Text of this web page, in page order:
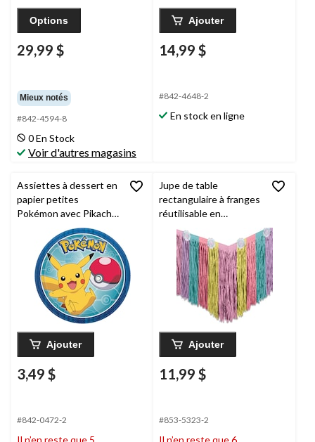
Options
29,99 $
Mieux notés
#842-4594-8
0 En Stock
Voir d'autres magasins
Ajouter
14,99 $
#842-4648-2
En stock en ligne
Assiettes à dessert en
papier petites
Pokémon avec Pikachu,
Ajouter
3,49 $
#842-0472-2
Il n’en reste que 5
Jupe de table
rectangulaire à franges
réutilisable en
plastique licorne,
multicolore, 29 po x
120 po, pour fête
d'anniversaire
Ajouter
11,99 $
#853-5323-2
Il n’en reste que 6